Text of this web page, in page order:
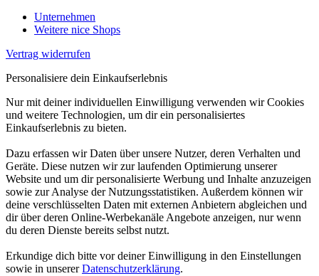
Unternehmen
Weitere nice Shops
Vertrag widerrufen
Personalisiere dein Einkaufserlebnis
Nur mit deiner individuellen Einwilligung verwenden wir Cookies
und weitere Technologien, um dir ein personalisiertes
Einkaufserlebnis zu bieten.
Dazu erfassen wir Daten über unsere Nutzer, deren Verhalten und
Geräte. Diese nutzen wir zur laufenden Optimierung unserer
Website und um dir personalisierte Werbung und Inhalte anzuzeigen
sowie zur Analyse der Nutzungsstatistiken. Außerdem können wir
deine verschlüsselten Daten mit externen Anbietern abgleichen und
dir über deren Online-Werbekanäle Angebote anzeigen, nur wenn
du deren Dienste bereits selbst nutzt.
Erkundige dich bitte vor deiner Einwilligung in den Einstellungen
sowie in unsererDatenschutzerklärung.